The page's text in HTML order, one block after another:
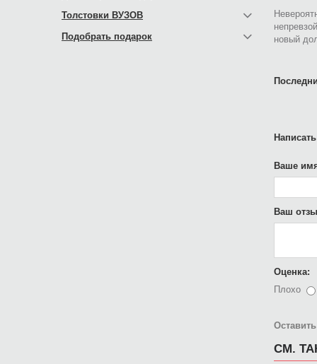
новый
Ваше
Ваш
Оценка:
Плохо
СМ.
Толстовки ВУЗОВ
Подобрать подарок